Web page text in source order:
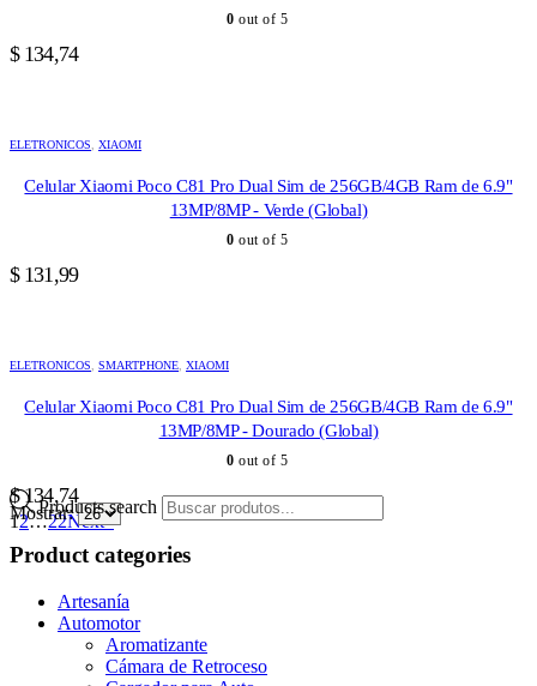
0 out of 5
$134,74
ELETRONICOS XIAOMI
Celular Xiaomi Poco C81 Pro Dual Sim de 256GB/4GB Ram de 6.9"
13MP/8MP - Verde (Global)
0 out of 5
$131,99
ELETRONICOS SMARTPHONE XIAOMI
Celular Xiaomi Poco C81 Pro Dual Sim de 256GB/4GB Ram de 6.9"
13MP/8MP - Dourado (Global)
0 out of 5
$134,74
12…22Next
Mostrar:
Products search
Product categories
Artesanía
Automotor
Aromatizante
Cámara de Retroceso